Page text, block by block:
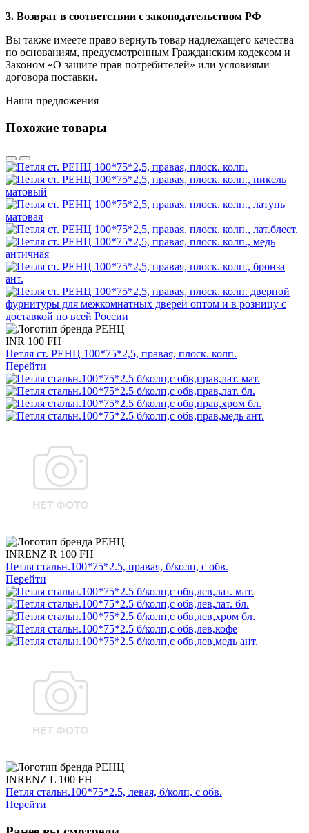
3. Возврат в соответствии с законодательством РФ
Вы также имеете право вернуть товар надлежащего качества
по основаниям, предусмотренным Гражданским кодексом и
Законом «О защите прав потребителей» или условиями
договора поставки.
Наши предложения
Похожие товары
INR 100 FH
Петля ст. РЕНЦ 100*75*2,5, правая, плоск. колп.
Перейти
INRENZ R 100 FH
Петля стальн.100*75*2.5, правая, б/колп, с обв.
Перейти
INRENZ L 100 FH
Петля стальн.100*75*2.5, левая, б/колп, с обв.
Перейти